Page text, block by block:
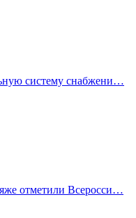
систему снабжени…
отметили Всеросси…